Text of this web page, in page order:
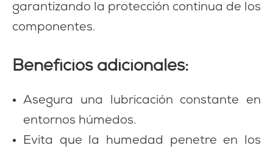
garantizando la protección continua de los
componentes.
Beneficios adicionales:
Asegura una lubricación constante en
entornos húmedos.
Evita que la humedad penetre en los